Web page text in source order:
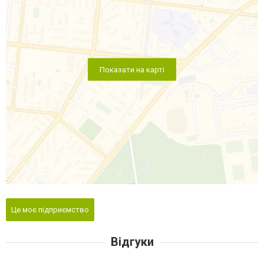
Показати на карті
Це моє підприємство
Відгуки